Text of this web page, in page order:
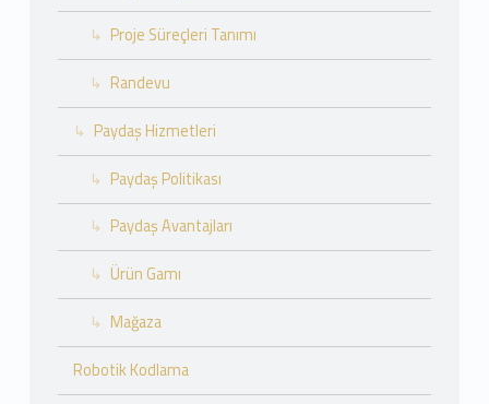
Proje Süreçleri Tanımı
Randevu
Paydaş Hizmetleri
Paydaş Politikası
Paydaş Avantajları
Ürün Gamı
Mağaza
Robotik Kodlama